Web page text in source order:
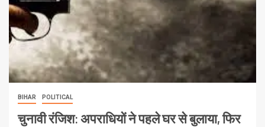
BIHAR POLITICAL
चुनावी रंजिश: अपराधियों ने पहले घर से बुलाया, फिर